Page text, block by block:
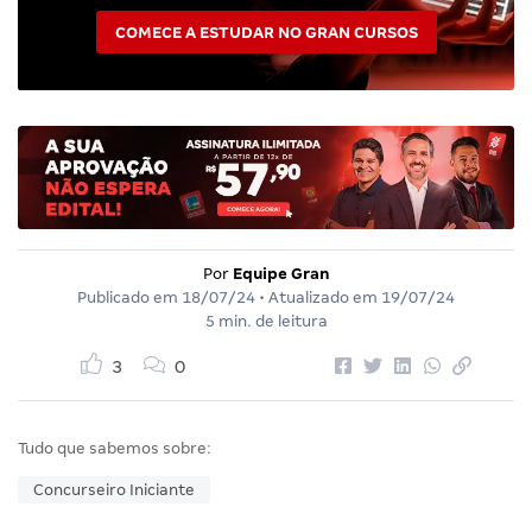
COMECE A ESTUDAR NO GRAN CURSOS
Por Equipe Gran
Publicado em 18/07/24 • Atualizado em 19/07/24
5 min. de leitura
3 0
Tudo que sabemos sobre:
Concurseiro Iniciante